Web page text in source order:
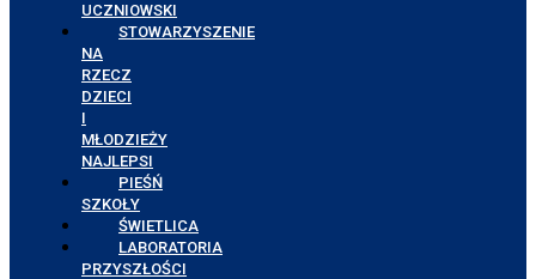
UCZNIOWSKI
STOWARZYSZENIE
NA
RZECZ
DZIECI
I
MŁODZIEŻY
NAJLEPSI
PIEŚŃ
SZKOŁY
ŚWIETLICA
LABORATORIA
PRZYSZŁOŚCI